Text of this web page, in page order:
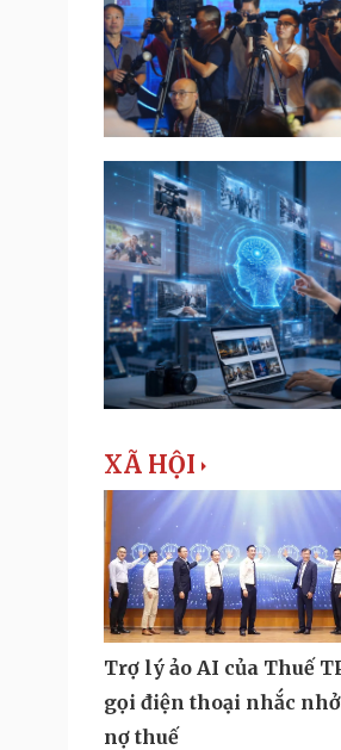
XÃ HỘI
Trợ lý ảo AI của Thuế
gọi điện thoại nhắc
nợ thuế